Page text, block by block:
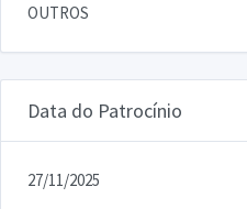
OUTROS
Data do Patrocínio
27/11/2025